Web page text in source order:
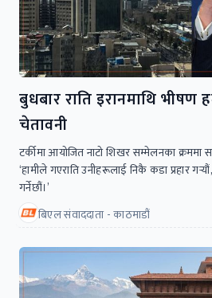
बुधबार राति इरानमाथि भीषण
चेतावनी
टर्कीमा आयोजित नाटो शिखर सम्मेलनका क्रममा
‘हामीले गएराति उनीहरूलाई निकै कडा प्रहार
गर्नेछौं।’
बिएल संवाददाता - काठमाडौं